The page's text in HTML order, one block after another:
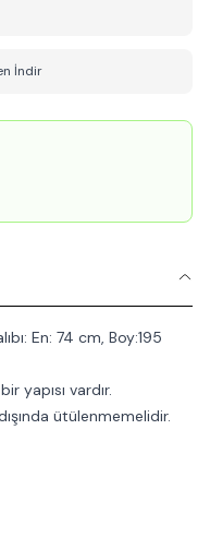
İndir
En: 74 cm, Boy:195
yapısı vardır.
ütülenmemelidir.